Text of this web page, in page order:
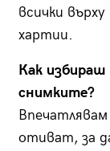
всички
хартии.
Как
снимките?
отиват, за